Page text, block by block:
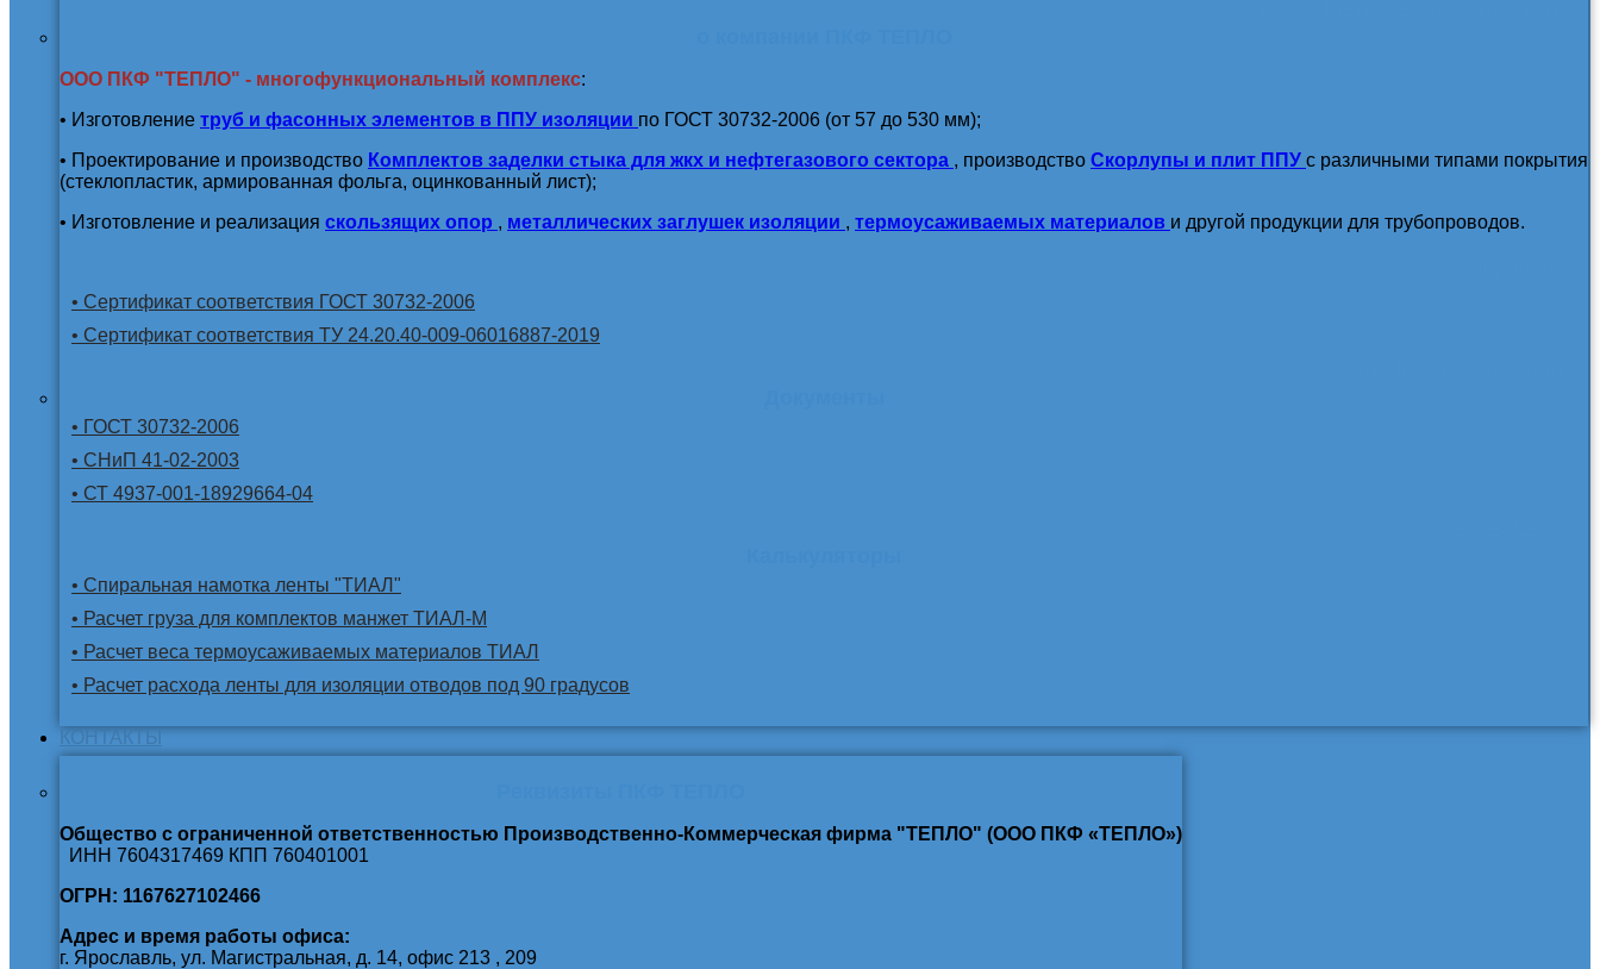
ООО ПКФ "ТЕПЛО" - многофункциональный комплекс:
• Изготовление труб и фасонных элементов в ППУ изоляции по ГОСТ 30732-2006 (от 57 до 530 мм);
• Проектирование и производство Комплектов заделки стыка для жкх и нефтегазового сектора , производство Скорлупы и плит ППУ с различными типами покрытия
(стеклопластик, армированная фольга, оцинкованный лист);
• Изготовление и реализация скользящих опор , металлических заглушек изоляции , термоусаживаемых материалов и другой продукции для трубопроводов.
• Сертификат соответствия ГОСТ 30732-2006
• Сертификат соответствия ТУ 24.20.40-009-06016887-2019
• ГОСТ 30732-2006
• СНиП 41-02-2003
• СТ 4937-001-18929664-04
• Спиральная намотка ленты "ТИАЛ"
• Расчет груза для комплектов манжет ТИАЛ-М
• Расчет веса термоусаживаемых материалов ТИАЛ
• Расчет расхода ленты для изоляции отводов под 90 градусов
КОНТАКТЫ
Общество с ограниченной ответственностью Производственно-Коммерческая фирма "ТЕПЛО" (ООО ПКФ «ТЕПЛО»)
ИНН 7604317469 КПП 760401001
ОГРН: 1167627102466
Адрес и время работы офиса:
г. Ярославль, ул. Магистральная, д. 14, офис 213 , 209